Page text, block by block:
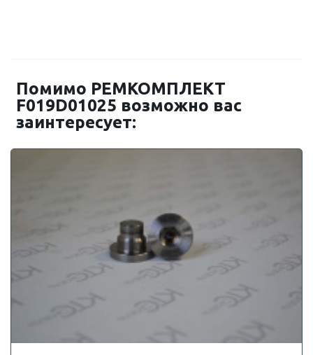
Помимо РЕМКОМПЛЕКТ
F019D01025 возможно вас
заинтересует: